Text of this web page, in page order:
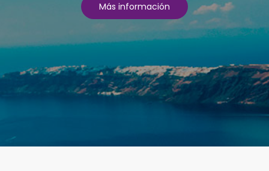
Más información